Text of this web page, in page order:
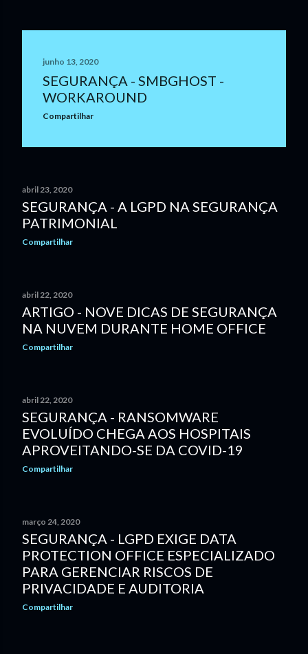
junho 13, 2020
SEGURANÇA - SMBGHOST -
WORKAROUND
Compartilhar
abril 23, 2020
SEGURANÇA - A LGPD NA SEGURANÇA
PATRIMONIAL
Compartilhar
abril 22, 2020
ARTIGO - NOVE DICAS DE SEGURANÇA
NA NUVEM DURANTE HOME OFFICE
Compartilhar
abril 22, 2020
SEGURANÇA - RANSOMWARE
EVOLUÍDO CHEGA AOS HOSPITAIS
APROVEITANDO-SE DA COVID-19
Compartilhar
março 24, 2020
SEGURANÇA - LGPD EXIGE DATA
PROTECTION OFFICE ESPECIALIZADO
PARA GERENCIAR RISCOS DE
PRIVACIDADE E AUDITORIA
Compartilhar